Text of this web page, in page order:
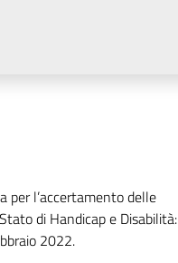
per l’accertamento delle
di Handicap e Disabilità:
2022.